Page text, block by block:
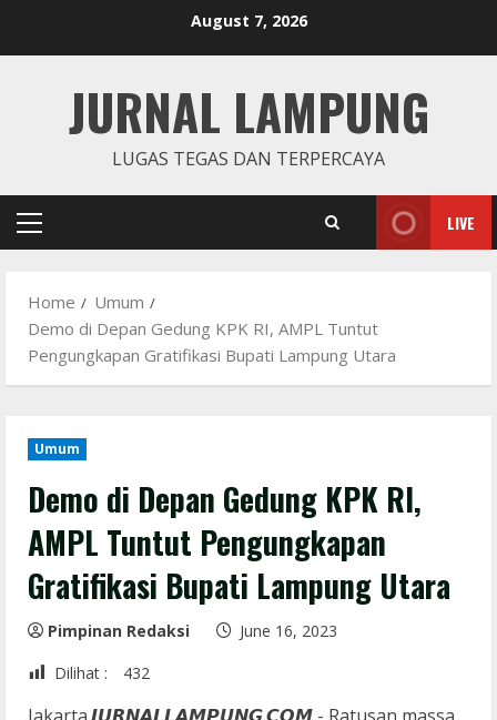
August 7, 2026
JURNAL LAMPUNG
LUGAS TEGAS DAN TERPERCAYA
Primary
LIVE
Home
Umum
Demo di Depan Gedung KPK RI, AMPL Tuntut
Pengungkapan Gratifikasi Bupati Lampung Utara
Umum
Demo di Depan Gedung KPK RI,
AMPL Tuntut Pengungkapan
Gratifikasi Bupati Lampung Utara
Pimpinan Redaksi
June 16, 2023
Dilihat :
432